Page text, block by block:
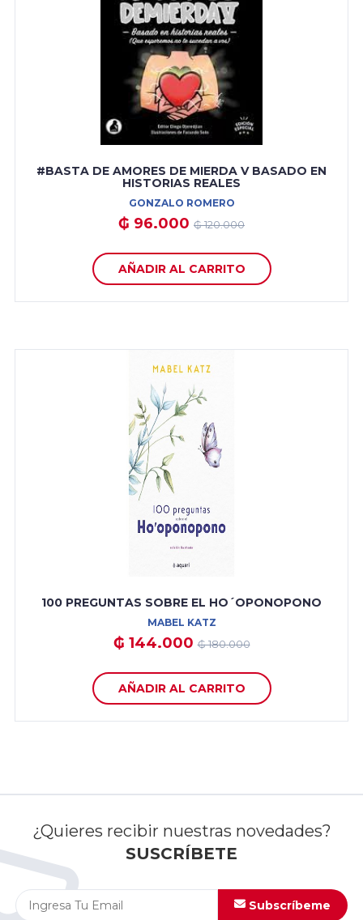
#BASTA DE AMORES DE MIERDA V BASADO EN
HISTORIAS REALES
GONZALO ROMERO
₲ 96.000 ₲ 120.000
AÑADIR AL CARRITO
100 PREGUNTAS SOBRE EL HO´OPONOPONO
MABEL KATZ
₲ 144.000₲ 180.000
AÑADIR AL CARRITO
¿Quieres recibir nuestras novedades?
SUSCRÍBETE
Subscríbeme